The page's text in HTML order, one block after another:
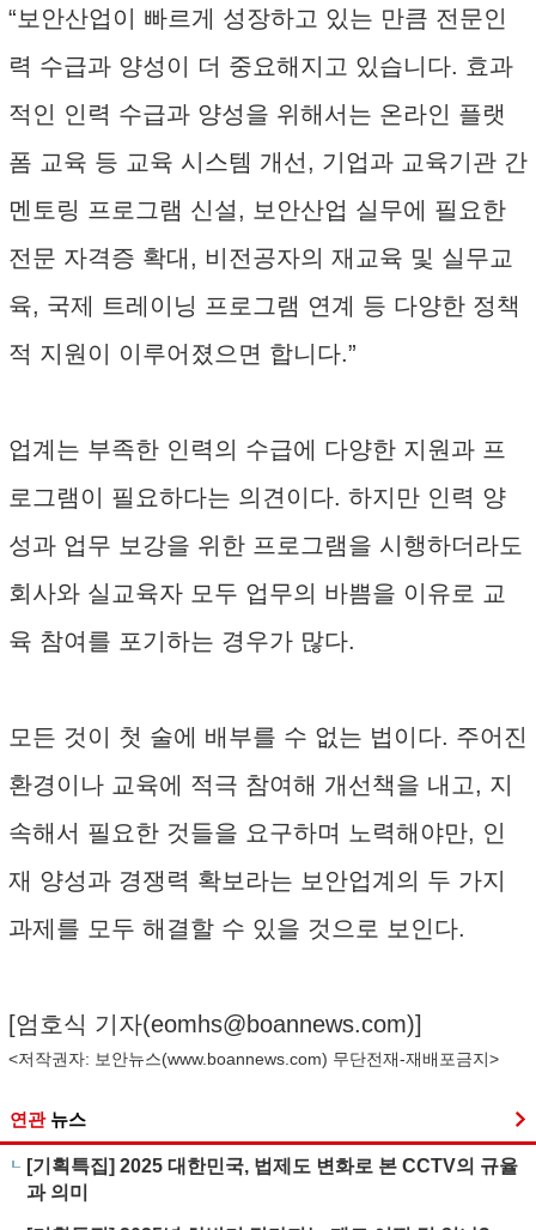
“보안산업이 빠르게 성장하고 있는 만큼 전문인
력 수급과 양성이 더 중요해지고 있습니다. 효과
적인 인력 수급과 양성을 위해서는 온라인 플랫
폼 교육 등 교육 시스템 개선, 기업과 교육기관 간
멘토링 프로그램 신설, 보안산업 실무에 필요한
전문 자격증 확대, 비전공자의 재교육 및 실무교
육, 국제 트레이닝 프로그램 연계 등 다양한 정책
적 지원이 이루어졌으면 합니다.”
업계는 부족한 인력의 수급에 다양한 지원과 프
로그램이 필요하다는 의견이다. 하지만 인력 양
성과 업무 보강을 위한 프로그램을 시행하더라도
회사와 실교육자 모두 업무의 바쁨을 이유로 교
육 참여를 포기하는 경우가 많다.
모든 것이 첫 술에 배부를 수 없는 법이다. 주어진
환경이나 교육에 적극 참여해 개선책을 내고, 지
속해서 필요한 것들을 요구하며 노력해야만, 인
재 양성과 경쟁력 확보라는 보안업계의 두 가지
과제를 모두 해결할 수 있을 것으로 보인다.
[엄호식 기자(eomhs@boannews.com)]
<저작권자: 보안뉴스(www.boannews.com) 무단전재-재배포금지>
연관 뉴스
[기획특집] 2025 대한민국, 법제도 변화로 본 CCTV의 규율
과 의미